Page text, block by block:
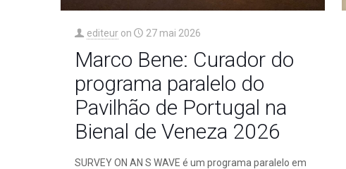
editeur on 27 mai 2026
Marco Bene: Curador do
programa paralelo do
Pavilhão de Portugal na
Bienal de Veneza 2026
SURVEY ON AN S WAVE é um programa paralelo em